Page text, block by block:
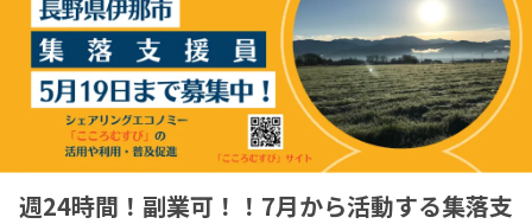
週24時間！副業可！！7月から活動する集落支